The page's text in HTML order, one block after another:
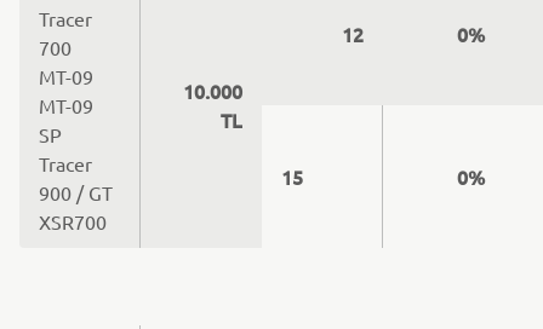
Tracer
700
MT-09
MT-09
SP
Tracer
900 / GT
XSR700
10.000
TL
12 0%
15 0%